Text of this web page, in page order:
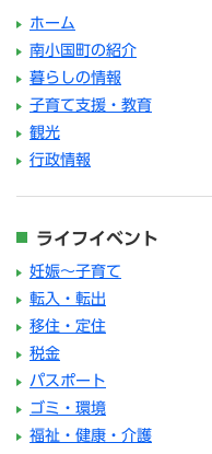
ホーム
南小国町の紹介
暮らしの情報
子育て支援・教育
観光
行政情報
ライフイベント
妊娠～子育て
転入・転出
移住・定住
税金
パスポート
ゴミ・環境
福祉・健康・介護